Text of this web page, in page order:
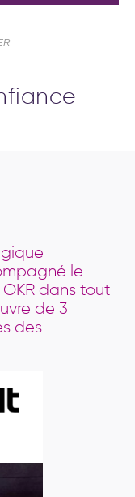
le
dans tout
de 3
des